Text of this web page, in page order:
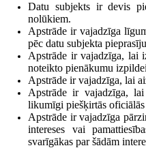
Datu subjekts ir devis
nolūkiem.
Apstrāde ir vajadzīga
pēc datu subjekta
Apstrāde ir vajadzīga, lai
noteikto pienākumu
Apstrāde ir vajadzīga, lai
Apstrāde ir vajadzīga,
likumīgi piešķirtās
Apstrāde ir vajadzīga
intereses vai
svarīgākas par šādām